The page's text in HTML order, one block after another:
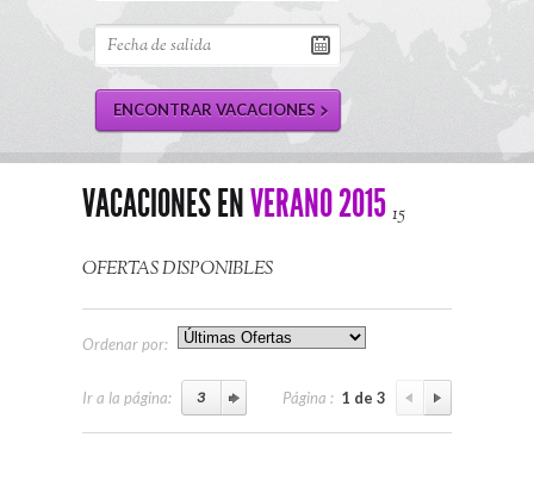
VACACIONES ENVERANO 2015 15
OFERTAS DISPONIBLES
Ordenar por:
Ir a la página: Página : 1 de 3